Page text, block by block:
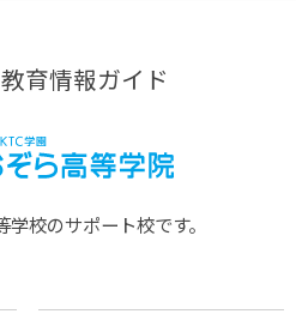
育情報ガイド
校のサポート校です。